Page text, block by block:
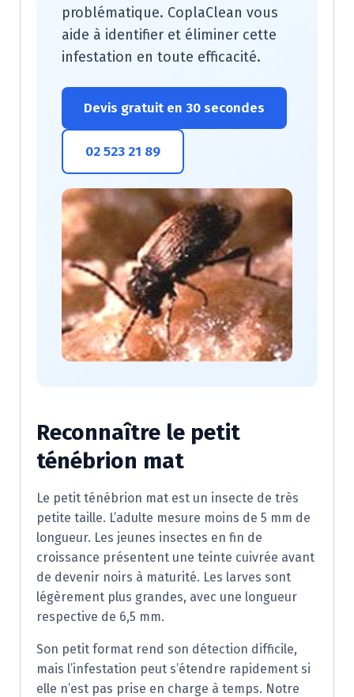
problématique. CoplaClean vous
aide à identifier et éliminer cette
infestation en toute efficacité.
Devis gratuit en 30 secondes
02 523 21 89
Reconnaître le petit
ténébrion mat
Le petit ténébrion mat est un insecte de très
petite taille. L’adulte mesure moins de 5 mm de
longueur. Les jeunes insectes en fin de
croissance présentent une teinte cuivrée avant
de devenir noirs à maturité. Les larves sont
légèrement plus grandes, avec une longueur
respective de 6,5 mm.
Son petit format rend son détection difficile,
mais l’infestation peut s’étendre rapidement si
elle n’est pas prise en charge à temps. Notre